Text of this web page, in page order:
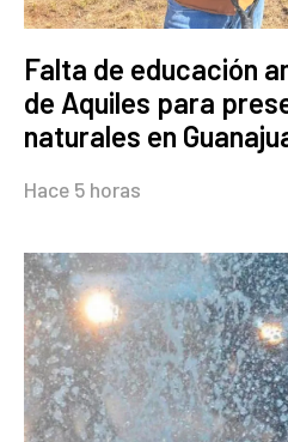
Falta de educación
de Aquiles para
naturales en
Hace 5 horas